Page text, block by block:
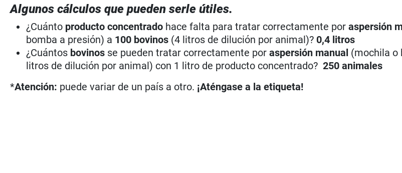
Algunos cálculos que pueden serle útiles.
¿Cuánto producto concentrado hace falta para tratar correctamente poraspersión
bomba a presión) a 100 bovinos (4 litros de dilución por animal)? 0,4 litros
¿Cuántos bovinos se pueden tratar correctamente poraspersión manual (mochila o
litros de dilución por animal) con 1 litro de producto concentrado?250 animales
*Atención: puede variar de un país a otro. ¡Aténgase a la etiqueta!